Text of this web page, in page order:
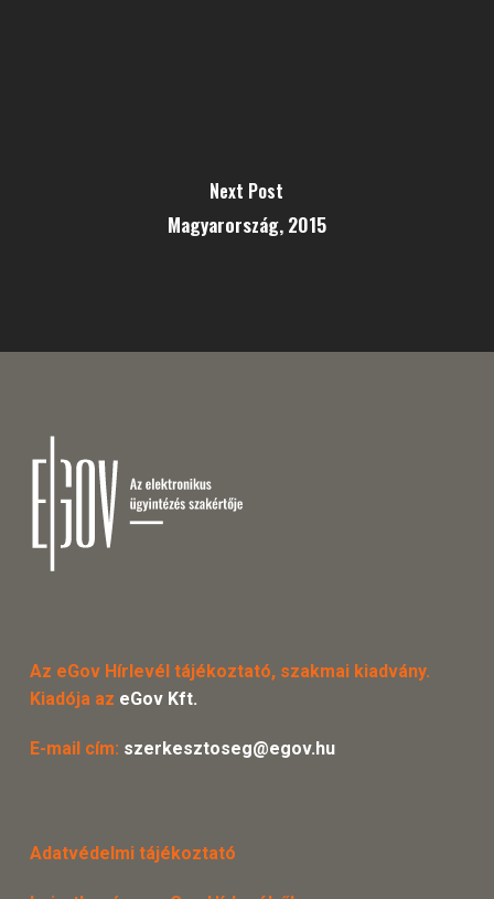
Next Post
Magyarország, 2015
Az eGov Hírlevél tájékoztató, szakmai kiadvány.
Kiadója az eGov Kft.
E-mail cím: szerkesztoseg@egov.hu
Adatvédelmi tájékoztató